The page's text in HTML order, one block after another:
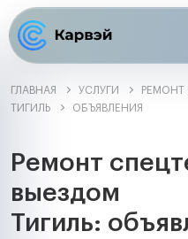
ГЛАВНАЯ УСЛУГИ
РЕМОНТ
ТИГИЛЬ
ОБЪЯВЛЕНИЯ
Ремонт
выездом
Тигиль: